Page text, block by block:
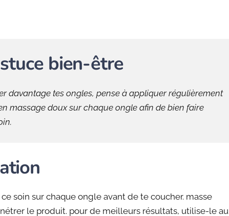
bien-être
davantage tes ongles, pense à appliquer régulièrement
massage doux sur chaque ongle afin de bien faire
soin sur chaque ongle avant de te coucher. masse
le produit. pour de meilleurs résultats, utilise-le au